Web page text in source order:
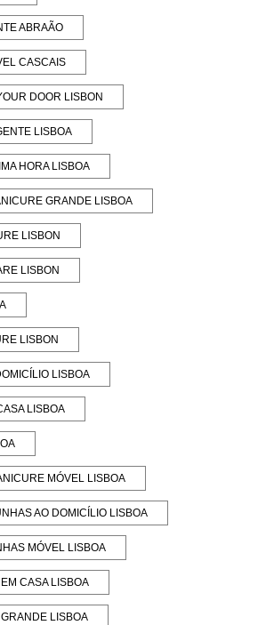
ABRAÃO
CASCAIS
DOOR LISBON
LISBOA
HORA LISBOA
GRANDE LISBOA
LISBON
LISBON
LISBON
LISBOA
LISBOA
MÓVEL LISBOA
AO DOMICÍLIO LISBOA
MÓVEL LISBOA
CASA LISBOA
LISBOA